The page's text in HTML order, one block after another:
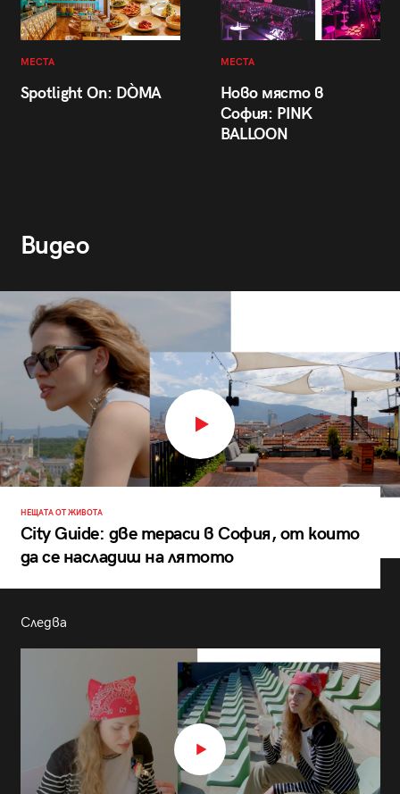
МЕСТА
Spotlight On: DÒMA
МЕСТА
Ново място в
София: PINK
BALLOON
Видео
НЕЩАТА ОТ ЖИВОТА
City Guide: две тераси в София, от които
да се насладиш на лятото
Следва